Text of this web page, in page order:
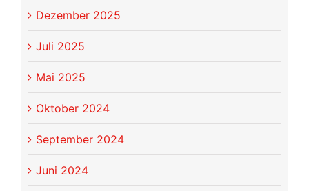
Dezember 2025
Juli 2025
Mai 2025
Oktober 2024
September 2024
Juni 2024